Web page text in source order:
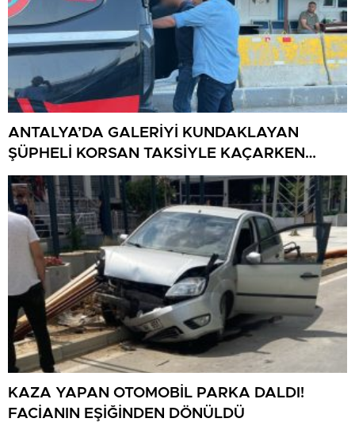
ANTALYA’DA GALERİYİ KUNDAKLAYAN
ŞÜPHELİ KORSAN TAKSİYLE KAÇARKEN
KÜTAHYA’DA YAKALANDI
KAZA YAPAN OTOMOBİL PARKA DALDI!
FACİANIN EŞİĞİNDEN DÖNÜLDÜ